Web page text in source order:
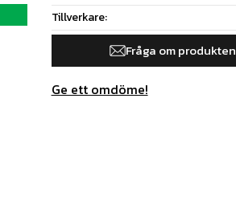
Tillverkare
Fråga om produkten
Ge ett omdöme!